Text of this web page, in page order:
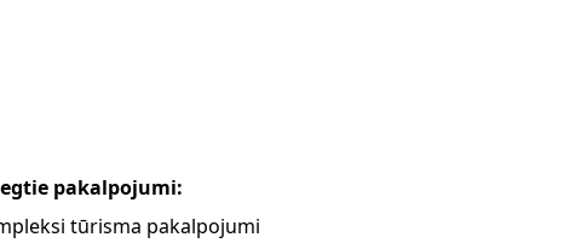
pakalpojumi:
tūrisma pakalpojumi